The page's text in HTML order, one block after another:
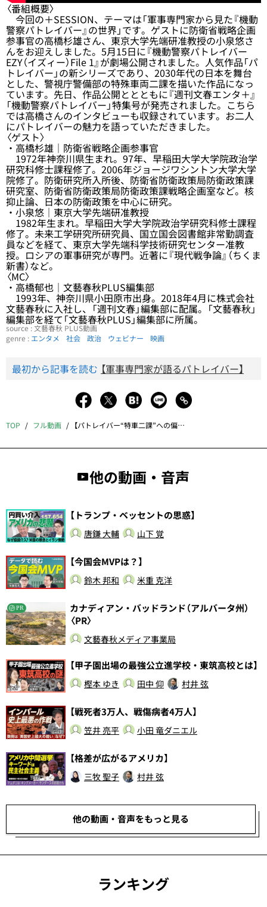
〈番組概要〉
今回の＋SESSION、テーマは「軍事専門家から見た『機動
警察パトレイバー』の世界」です。ゲストに防衛省戦略企画
参事官の高橋杉雄さん、東京大学先端研准教授の小泉悠さ
んをお迎えしました。5月15日に『機動警察パトレイバー
EZY（イズィー）File 1』が劇場公開されました。人気作品「パ
トレイバー」の新シリーズであり、2030年代の日本を舞台
とした、警視庁警備部の特殊車両二課を描いた作品になっ
ています。先日、作品公開ととともに『週刊文春エンタ＋』
「機動警察パトレイバー」特集号が発売されました。こちら
では高橋さんのインタビューも収録されています。お二人
にパトレイバーの魅力を語っていただきました。
〈ゲスト〉
・高橋杉雄｜防衛省戦略企画参事官
1972年神奈川県生まれ。97年、早稲田大学大学院政治学
研究科修士課程修了。2006年ジョージワシントン大学大学
院修了。防衛研究所入所後、防衛省防衛政策局防衛政策課
研究室、防衛省防衛政策局防衛政策課戦略企画室など。核
抑止論、日本の防衛政策を中心に研究。
・小泉悠｜東京大学先端研准教授
1982年生まれ。早稲田大学大学院政治学研究科修士課程
修了。未来工学研究所研究員、国立国会図書館非常勤調査
員などを経て、東京大学先端科学技術研究センター准教
授。ロシアの軍事研究が専門。近著に『現代戦争論』（ちくま
新書）など。
〈MC〉
・高橋郁也｜文藝春秋PLUS編集部
1993年、神奈川県小田原市出身。2018年4月に株式会社
文藝春秋に入社し、「週刊文春」編集部に配属。「文藝春秋」
編集部を経て「文藝春秋PLUS」編集部に所属。
source : 文藝春秋 PLUS動画
genre : エンタメ 社会 政治 ウェビナー 映画
最初から記事を読む 【軍事専門家が語るパトレイバー】
TOP フル動画 【パトレイバー“特車二課”への偏愛】
他の動画・音声
【トランプ・ベッセントの思惑】
唐鎌 大輔 山下 覚
【今国会MVPは？】
鈴木 邦和 米重 克洋
PR
カナディアン・バッドランド（アルバータ州）
〈PR〉
文藝春秋メディア事業局
【甲子園出場の最強公立進学校・東筑高校とは】
樫本 ゆき 田中 仰 村井 弦
【戦死者3万人、戦傷病者4万人】
笠井 亮平 小田 竜ダニエル
【格差が広がるアメリカ】
三牧 聖子 村井 弦
他の動画・音声をもっと見る
ランキング